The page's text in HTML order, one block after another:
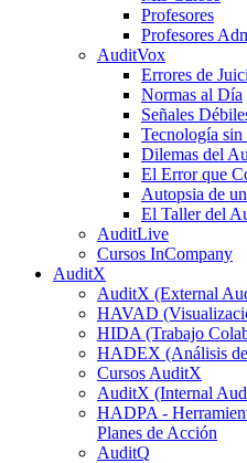
Profesores
Profesores
AuditVox
Errores de
Normas al Día
Señales
Tecnología
Dilemas del
El Error que
Autopsia de
El Taller del
AuditLive
Cursos InCompany
AuditX
AuditX (External
HAVAD
HIDA (Trabajo
HADEX (Análisis
Cursos AuditX
AuditX (Internal
HADPA -
Planes de Acción
AuditQ